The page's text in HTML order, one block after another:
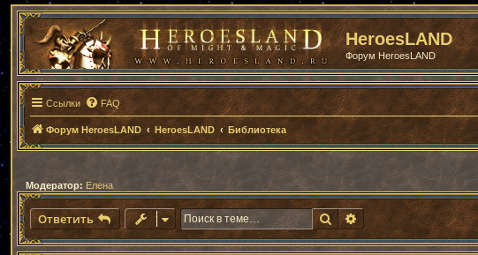
HeroesLAND
Форум HeroesLAND
Ссылки FAQ
Форум HeroesLAND HeroesLAND Библиотека
Модератор: Елена
Ответить ПоискРасширенный поиск